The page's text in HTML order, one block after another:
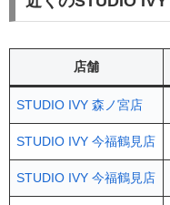
店舗
STUDIO IVY 森ノ宮店
STUDIO IVY 今福鶴見店
STUDIO IVY 今福鶴見店